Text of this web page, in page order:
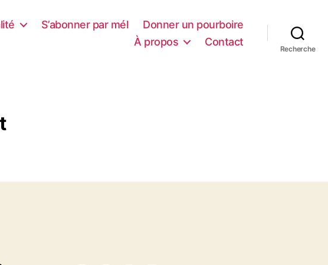
S’abonner par mél
Donner un pourboire
À propos
Contact
Recherche